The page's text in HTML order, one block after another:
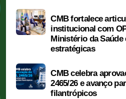
CMB fortalece
institucional com
Ministério da Saúde
estratégicas
CMB celebra
2465/26 e avanço
filantrópicos